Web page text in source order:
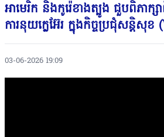
អាមេរិក និងកូរ៉េខាងត្បូង ជួបពិភាក្
ការនុយក្លេអ៊ែរ ក្នុងកិច្ចប្រជុំសន្តិសុ
03-06-2026 19:09